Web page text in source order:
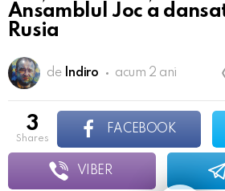
Ansamblul Joc a
Rusia
de Indiro acum 2 ani
3
shares
FACEBOOK
VIBER